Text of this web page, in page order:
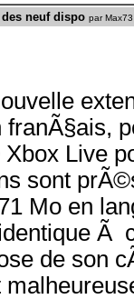
neuf dispo par Max73
franÃ§ais,
Live
sont
Mo en
Ã
de son